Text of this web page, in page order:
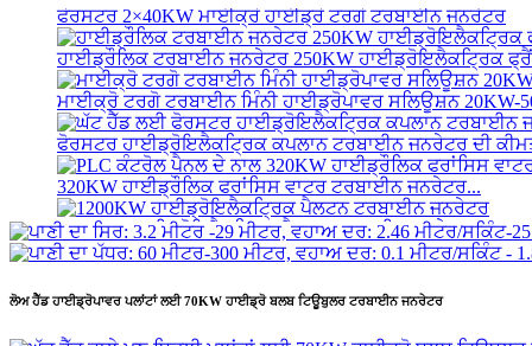
ਫੋਰਸਟਰ 2×40KW ਮਾਈਕ੍ਰੋ ਹਾਈਡ੍ਰੋ ਟਰਗੋ ਟਰਬਾਈਨ ਜਨਰੇਟਰ
ਹਾਈਡ੍ਰੌਲਿਕ ਟਰਬਾਈਨ ਜਨਰੇਟਰ 250KW ਹਾਈਡ੍ਰੋਇਲੈਕਟ੍ਰਿਕ
ਮਾਈਕ੍ਰੋ ਟਰਗੋ ਟਰਬਾਈਨ ਮਿੰਨੀ ਹਾਈਡ੍ਰੋਪਾਵਰ ਸਲਿਊਸ਼ਨ 20KW-
ਫੋਰਸਟਰ ਹਾਈਡ੍ਰੋਇਲੈਕਟ੍ਰਿਕ ਕਪਲਾਨ ਟਰਬਾਈਨ ਜਨਰੇਟਰ ਦੀ
320KW ਹਾਈਡ੍ਰੌਲਿਕ ਫਰਾਂਸਿਸ ਵਾਟਰ ਟਰਬਾਈਨ ਜਨਰੇਟਰ...
1200KW ਹਾਈਡ੍ਰੋਇਲੈਕਟ੍ਰਿਕ ਪੈਲਟਨ ਟਰਬਾਈਨ ਜਨਰੇਟਰ
ਘੱਟ ਸਿਵਲ ਉਸਾਰੀ ਲਾਗਤ ਉੱਚ ਕੁਸ਼ਲਤਾ ਘੱਟ ਹੀ...
ਲੋਅ ਹੈੱਡ ਹਾਈਡ੍ਰੋਪਾਵਰ ਪਲਾਂਟਾਂ ਲਈ 70KW ਹਾਈਡ੍ਰੋ ਬਲਬ ਟਿਊਬੁਲਰ ਟਰਬਾਈਨ ਜਨਰੇਟਰ